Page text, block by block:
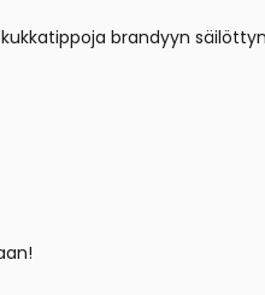
brandyyn